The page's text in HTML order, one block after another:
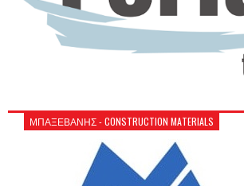
ΜΠΑΞΕΒΑΝΗΣ - CONSTRUCTION MATERIALS